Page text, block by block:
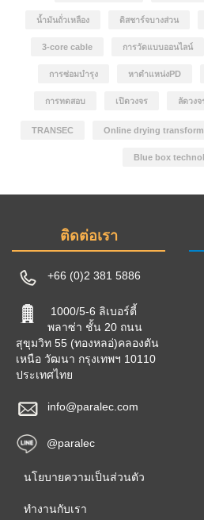
น้ำมันถั่วเหลือง ดิสชาร์จบางส่วน
3-core cable การวัดแบบออนไลน์
การซ่อมบำรุง หาตำแหน่งPD
การทดสอบ เปิดวงจร ลัดวงจ
TRANSEC Online drying
Blue box
ติดต่อเรา
+66 (0)2 381 5886
1000/5-6 ลิเบอร์ตี้
พลาซ่า ชั้น 20 ถนน
สุขุมวิท 55 (ทองหลอ่)คลองตัน
เหนือ วัฒนา กรุงเทพฯ 10110
ประเทศไทย
info@paralec.com
@paralec
นโยบายความเป็นส่วนตัว
ทำงานกับเรา